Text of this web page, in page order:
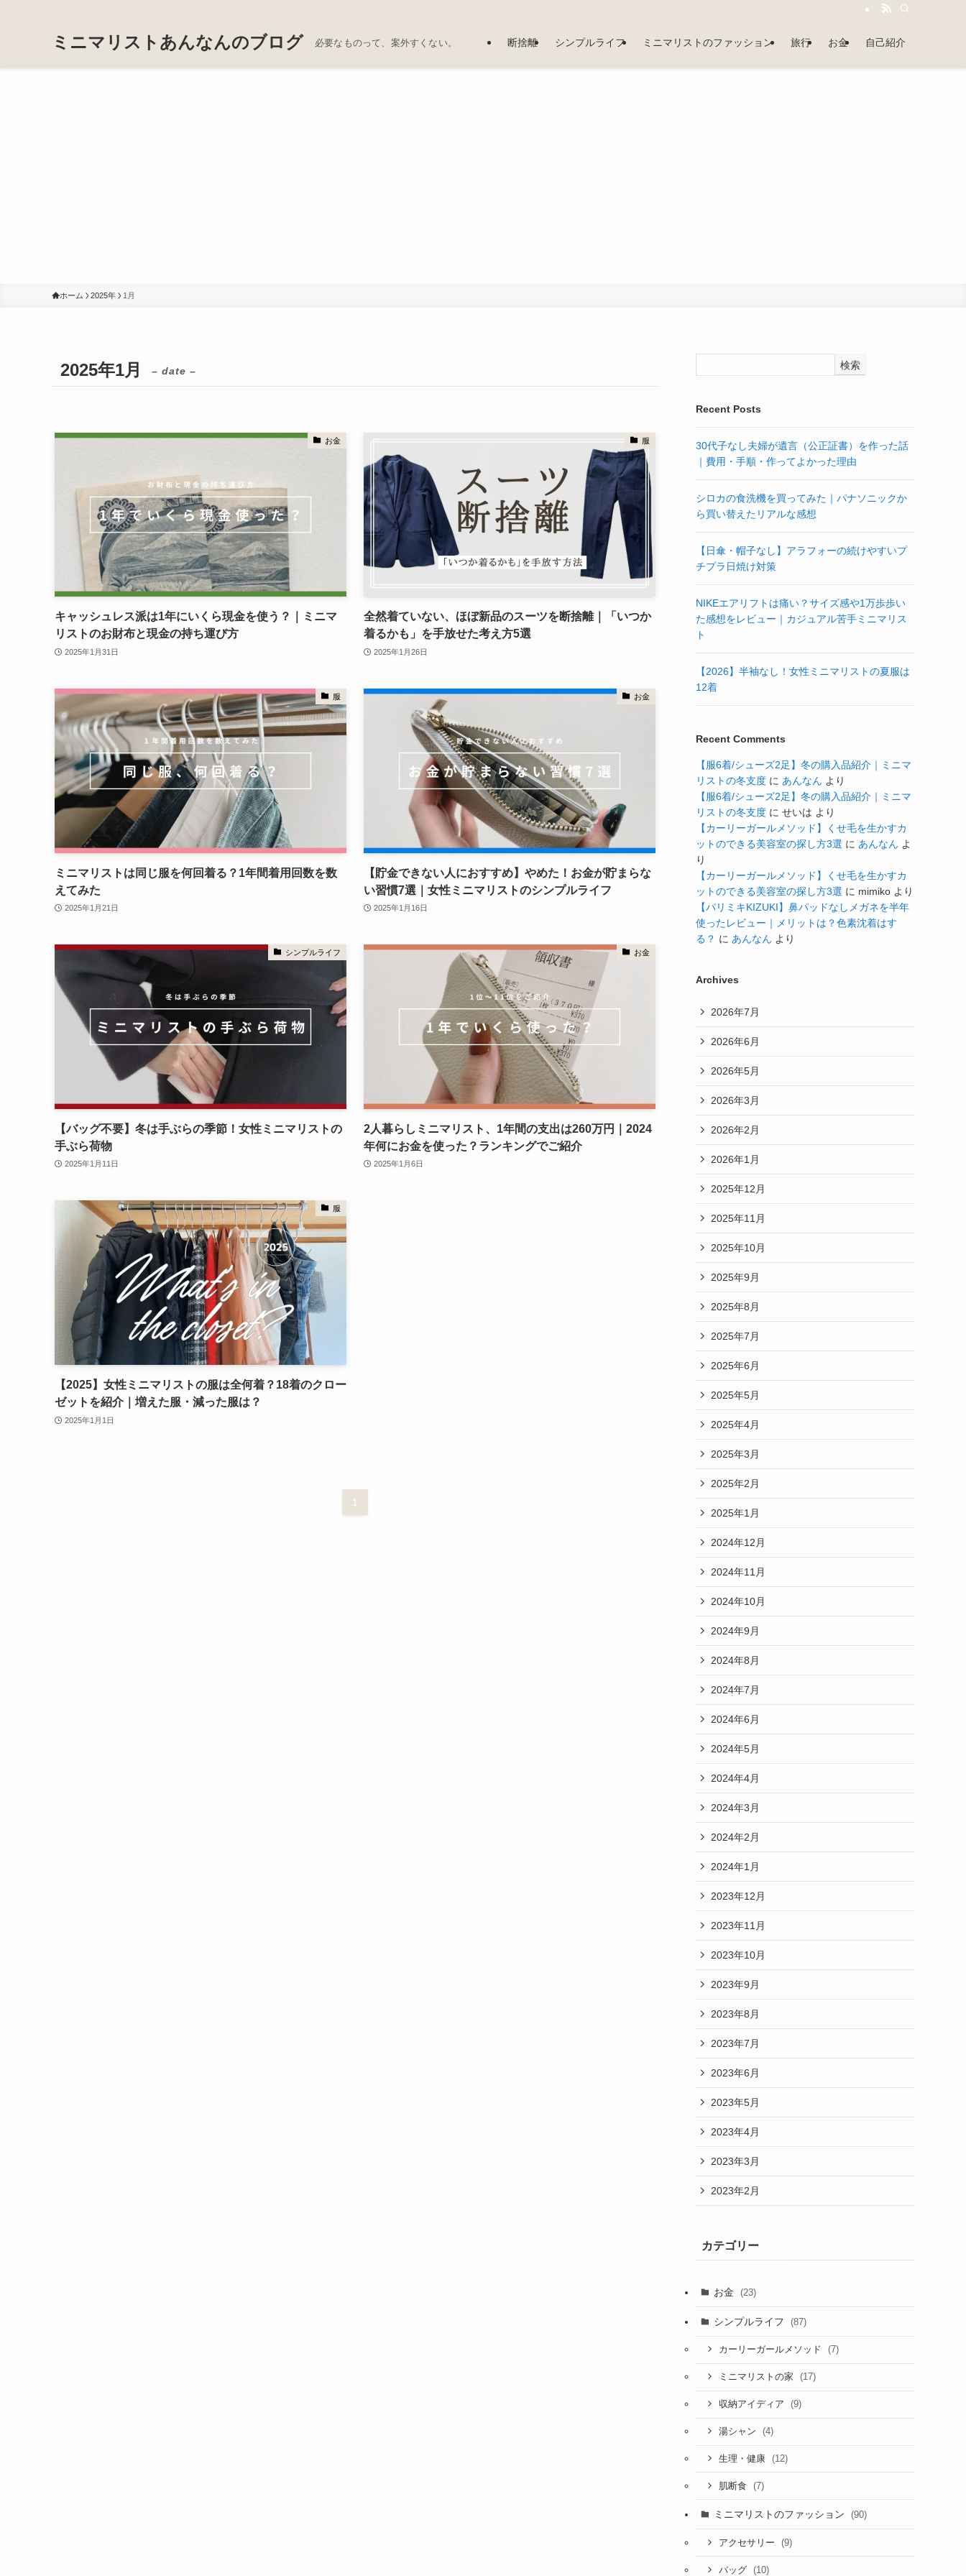
ミニマリストあんなんのブログ 必要なものって、案外すくない。 断捨離 シンプルライフ ミニマリストのファッション 旅行 お金 自己紹介
ホーム 2025年 1月
2025年1月 – date –
お金
キャッシュレス派は1年にいくら現金を使う？｜ミニマ
リストのお財布と現金の持ち運び方
2025年1月31日
服
全然着ていない、ほぼ新品のスーツを断捨離｜「いつか
着るかも」を手放せた考え方5選
2025年1月26日
服
ミニマリストは同じ服を何回着る？1年間着用回数を数
えてみた
2025年1月21日
お金
【貯金できない人におすすめ】やめた！お金が貯まらな
い習慣7選｜女性ミニマリストのシンプルライフ
2025年1月16日
シンプルライフ
【バッグ不要】冬は手ぶらの季節！女性ミニマリストの
手ぶら荷物
2025年1月11日
お金
2人暮らしミニマリスト、1年間の支出は260万円｜2024
年何にお金を使った？ランキングでご紹介
2025年1月6日
服
【2025】女性ミニマリストの服は全何着？18着のクロー
ゼットを紹介｜増えた服・減った服は？
2025年1月1日
1
検索
Recent Posts
30代子なし夫婦が遺言（公正証書）を作った話
｜費用・手順・作ってよかった理由
シロカの食洗機を買ってみた｜パナソニックか
ら買い替えたリアルな感想
【日傘・帽子なし】アラフォーの続けやすいプ
チプラ日焼け対策
NIKEエアリフトは痛い？サイズ感や1万歩歩い
た感想をレビュー｜カジュアル苦手ミニマリス
ト
【2026】半袖なし！女性ミニマリストの夏服は
12着
Recent Comments
【服6着/シューズ2足】冬の購入品紹介｜ミニマ
リストの冬支度 に あんなん より
【服6着/シューズ2足】冬の購入品紹介｜ミニマ
リストの冬支度 に せいは より
【カーリーガールメソッド】くせ毛を生かすカ
ットのできる美容室の探し方3選 に あんなん よ
り
【カーリーガールメソッド】くせ毛を生かすカ
ットのできる美容室の探し方3選 に mimiko より
【パリミキKIZUKI】鼻パッドなしメガネを半年
使ったレビュー｜メリットは？色素沈着はす
る？ に あんなん より
Archives
2026年7月
2026年6月
2026年5月
2026年3月
2026年2月
2026年1月
2025年12月
2025年11月
2025年10月
2025年9月
2025年8月
2025年7月
2025年6月
2025年5月
2025年4月
2025年3月
2025年2月
2025年1月
2024年12月
2024年11月
2024年10月
2024年9月
2024年8月
2024年7月
2024年6月
2024年5月
2024年4月
2024年3月
2024年2月
2024年1月
2023年12月
2023年11月
2023年10月
2023年9月
2023年8月
2023年7月
2023年6月
2023年5月
2023年4月
2023年3月
2023年2月
カテゴリー
お金 (23)
シンプルライフ (87)
カーリーガールメソッド (7)
ミニマリストの家 (17)
収納アイディア (9)
湯シャン (4)
生理・健康 (12)
肌断食 (7)
ミニマリストのファッション (90)
アクセサリー (9)
バッグ (10)